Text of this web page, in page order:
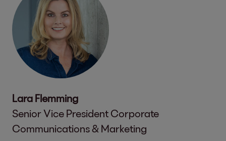
Lara Flemming
Senior Vice President Corporate
Communications & Marketing